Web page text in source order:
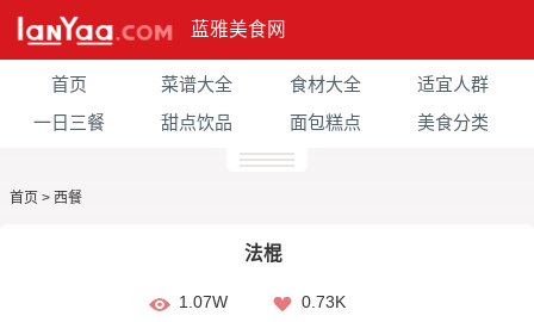
蓝雅美食网
首页 菜谱大全 食材大全
适宜人群
一日三餐
甜点饮品 面包糕点 美食分类
首页 > 西餐
法棍
1.07W 0.73K